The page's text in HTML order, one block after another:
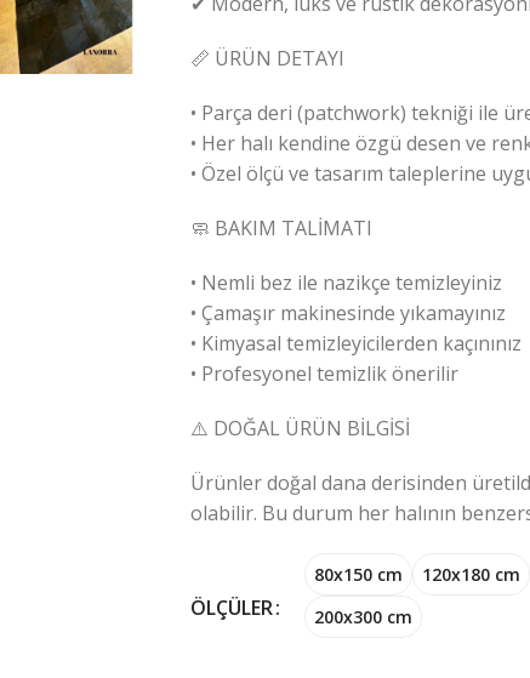
📏 ÜRÜN DETAYI
• Parça deri (patchwork) tekniği ile
• Her halı kendine özgü desen ve
• Özel ölçü ve tasarım taleplerine
🧼 BAKIM TALİMATI
• Nemli bez ile nazikçe temizleyiniz
• Çamaşır makinesinde yıkamayınız
• Kimyasal temizleyicilerden kaçınınız
• Profesyonel temizlik önerilir
⚠️ DOĞAL ÜRÜN BİLGİSİ
Ürünler doğal dana derisinden
olabilir. Bu durum her halının
ÖLÇÜLER
80x150 cm 120x180 cm
200x300 cm